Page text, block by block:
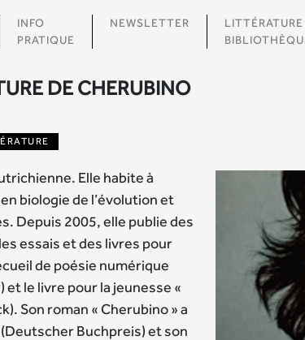
INFO
PRATIQUE
NEWSLETTER
LITTÉRATURE
DE CHERUBINO
Elle habite à
biologie de l’évolution et
Depuis 2005, elle publie des
essais et des livres pour
de poésie numérique
le livre pour la jeunesse «
Son roman « Cherubino » a
Buchpreis) et son